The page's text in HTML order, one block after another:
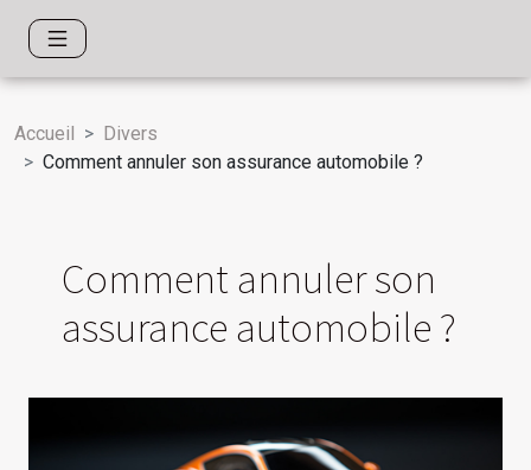
Accueil
Divers
Comment annuler son assurance automobile ?
Comment annuler son
assurance automobile ?